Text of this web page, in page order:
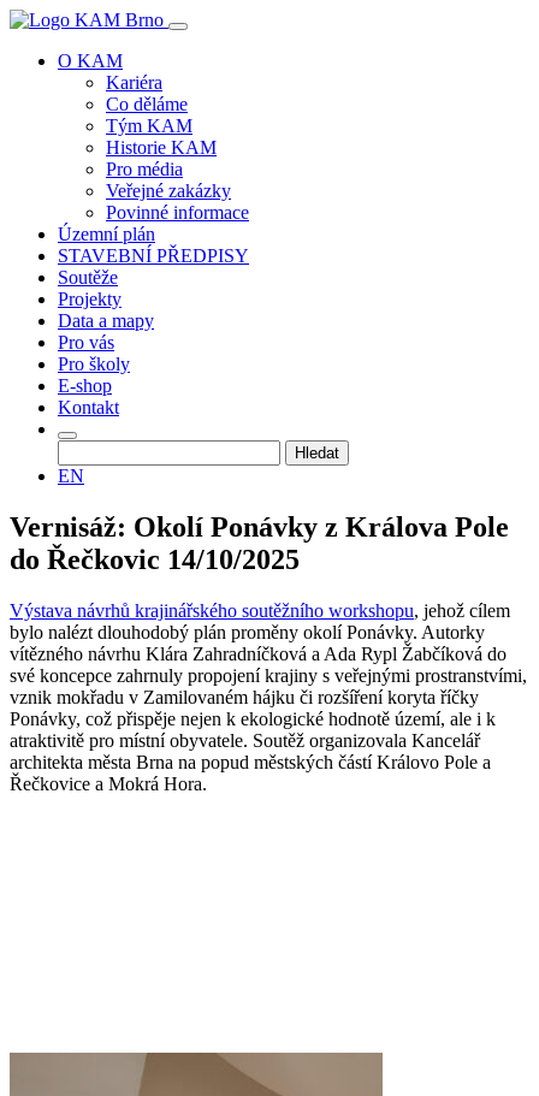
O KAM
Kariéra
Co děláme
Tým KAM
Historie KAM
Pro média
Veřejné zakázky
Povinné informace
Územní plán
STAVEBNÍ PŘEDPISY
Soutěže
Projekty
Data a mapy
Pro vás
Pro školy
E-shop
Kontakt
EN
Vernisáž: Okolí Ponávky z Králova Pole
do Řečkovic 14/10/2025
Výstava návrhů krajinářského soutěžního workshopu, jehož cílem
bylo nalézt dlouhodobý plán proměny okolí Ponávky. Autorky
vítězného návrhu Klára Zahradníčková a Ada Rypl Žabčíková do
své koncepce zahrnuly propojení krajiny s veřejnými prostranstvími,
vznik mokřadu v Zamilovaném hájku či rozšíření koryta říčky
Ponávky, což přispěje nejen k ekologické hodnotě území, ale i k
atraktivitě pro místní obyvatele. Soutěž organizovala Kancelář
architekta města Brna na popud městských částí Královo Pole a
Řečkovice a Mokrá Hora.